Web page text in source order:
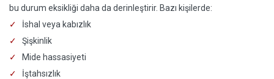
bu durum eksikliği daha da derinleştirir. Bazı kişilerde:
İshal veya kabızlık
Şişkinlik
Mide hassasiyeti
İştahsızlık